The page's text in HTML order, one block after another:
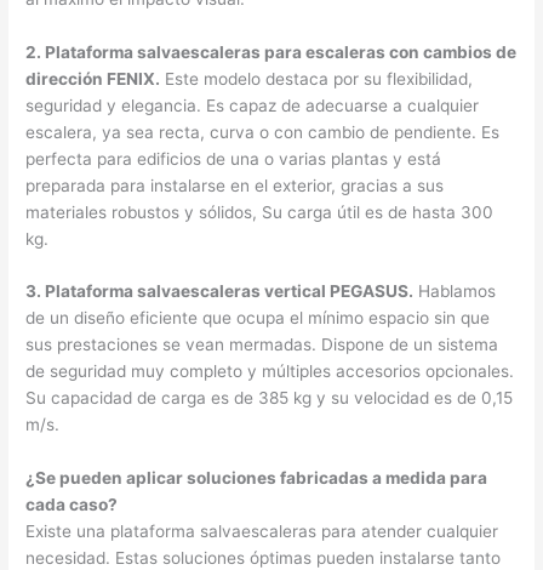
2. Plataforma salvaescaleras para escaleras con cambios de
dirección FENIX. Este modelo destaca por su flexibilidad,
seguridad y elegancia. Es capaz de adecuarse a cualquier
escalera, ya sea recta, curva o con cambio de pendiente. Es
perfecta para edificios de una o varias plantas y está
preparada para instalarse en el exterior, gracias a sus
materiales robustos y sólidos, Su carga útil es de hasta 300
kg.
3. Plataforma salvaescaleras vertical PEGASUS. Hablamos
de un diseño eficiente que ocupa el mínimo espacio sin que
sus prestaciones se vean mermadas. Dispone de un sistema
de seguridad muy completo y múltiples accesorios opcionales.
Su capacidad de carga es de 385 kg y su velocidad es de 0,15
m/s.
¿Se pueden aplicar soluciones fabricadas a medida para
cada caso?
Existe una plataforma salvaescaleras para atender cualquier
necesidad. Estas soluciones óptimas pueden instalarse tanto